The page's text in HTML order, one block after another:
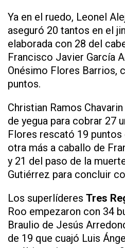
Ya en el ruedo, Leonel
aseguró 20 tantos en el
elaborada con 28 del
Francisco Javier García
Onésimo Flores Barrios,
puntos.
Christian Ramos
de yegua para cobrar 27
Flores rescató 19 puntos
otra más a caballo de
y 21 del paso de la
Gutiérrez para concluir
Los superlíderes Tres
Roo empezaron con 34
Braulio de Jesús
de 19 que cuajó Luis